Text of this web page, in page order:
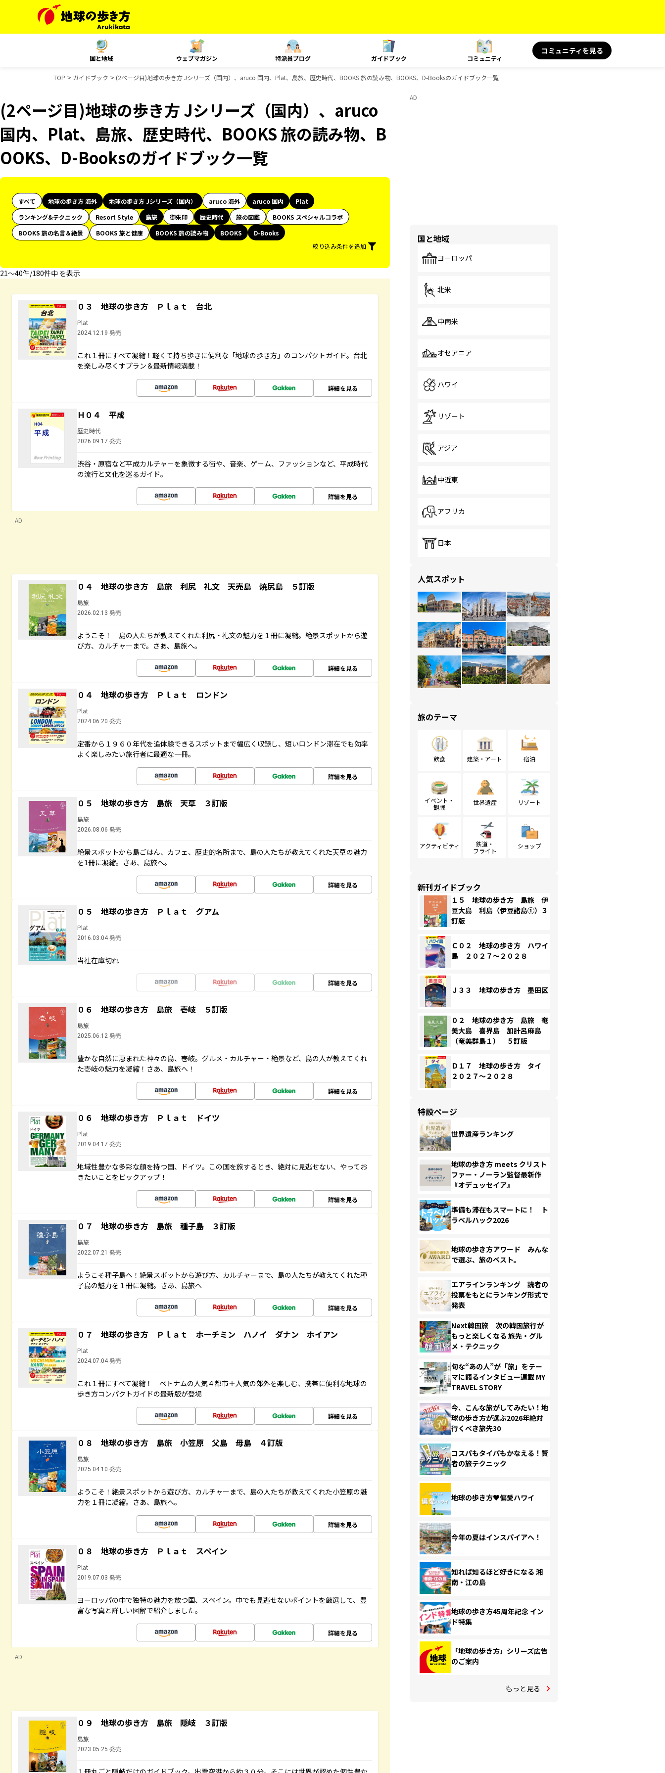
国と地域 ウェブマガジン 特派員ブログ ガイドブック コミュニティ
コミュニティを見る
TOP ガイドブック (2ページ目)地球の歩き方 Jシリーズ（国内）、aruco 国内、Plat、島旅、歴史時代、BOOKS 旅の読み物、BOOKS、D-Booksのガイドブック一覧
(2ページ目)地球の歩き方 Jシリーズ（国内）、aruco
国内、Plat、島旅、歴史時代、BOOKS 旅の読み物、B
OOKS、D-Booksのガイドブック一覧
すべて 地球の歩き方 海外 地球の歩き方 Jシリーズ（国内） aruco 海外 aruco 国内
Plat
ランキング&テクニック
Resort Style 島旅 御朱印 歴史時代 旅の図鑑
BOOKS スペシャルコラボ
BOOKS 旅の名言＆絶景
BOOKS 旅と健康 BOOKS 旅の読み物 BOOKS
D-Books
絞り込み条件を追加
21〜40件/180件中 を表示
０３ 地球の歩き方 Ｐｌａｔ 台北
Plat
2024.12.19 発売
これ１冊にすべて凝縮！軽くて持ち歩きに便利な「地球の歩き方」のコンパクトガイド。台北
を楽しみ尽くすプラン＆最新情報満載！
詳細を見る
Ｈ０４ 平成
歴史時代
2026.09.17 発売
渋谷・原宿など平成カルチャーを象徴する街や、音楽、ゲーム、ファッションなど、平成時代
の流行と文化を巡るガイド。
詳細を見る
AD
０４ 地球の歩き方 島旅 利尻 礼文 天売島 焼尻島 ５訂版
島旅
2026.02.13 発売
ようこそ！ 島の人たちが教えてくれた利尻・礼文の魅力を１冊に凝縮。絶景スポットから遊
び方、カルチャーまで。さあ、島旅へ。
詳細を見る
０４ 地球の歩き方 Ｐｌａｔ ロンドン
Plat
2024.06.20 発売
定番から１９６０年代を追体験できるスポットまで幅広く収録し、短いロンドン滞在でも効率
よく楽しみたい旅行者に最適な一冊。
詳細を見る
０５ 地球の歩き方 島旅 天草 ３訂版
島旅
2026.08.06 発売
絶景スポットから島ごはん、カフェ、歴史的名所まで、島の人たちが教えてくれた天草の魅力
を1冊に凝縮。さあ、島旅へ。
詳細を見る
０５ 地球の歩き方 Ｐｌａｔ グアム
Plat
2016.03.04 発売
当社在庫切れ
詳細を見る
０６ 地球の歩き方 島旅 壱岐 ５訂版
島旅
2025.06.12 発売
豊かな自然に恵まれた神々の島、壱岐。グルメ・カルチャー・絶景など、島の人が教えてくれ
た壱岐の魅力を凝縮！さあ、島旅へ！
詳細を見る
０６ 地球の歩き方 Ｐｌａｔ ドイツ
Plat
2019.04.17 発売
地域性豊かな多彩な顔を持つ国、ドイツ。この国を旅するとき、絶対に見逃せない、やってお
きたいことをピックアップ！
詳細を見る
０７ 地球の歩き方 島旅 種子島 ３訂版
島旅
2022.07.21 発売
ようこそ種子島へ！絶景スポットから遊び方、カルチャーまで、島の人たちが教えてくれた種
子島の魅力を１冊に凝縮。さあ、島旅へ
詳細を見る
０７ 地球の歩き方 Ｐｌａｔ ホーチミン ハノイ ダナン ホイアン
Plat
2024.07.04 発売
これ１冊にすべて凝縮！ ベトナムの人気４都市＋人気の郊外を楽しむ、携帯に便利な地球の
歩き方コンパクトガイドの最新版が登場
詳細を見る
０８ 地球の歩き方 島旅 小笠原 父島 母島 ４訂版
島旅
2025.04.10 発売
ようこそ！絶景スポットから遊び方、カルチャーまで、島の人たちが教えてくれた小笠原の魅
力を１冊に凝縮。さあ、島旅へ。
詳細を見る
０８ 地球の歩き方 Ｐｌａｔ スペイン
Plat
2019.07.03 発売
ヨーロッパの中で独特の魅力を放つ国、スペイン。中でも見逃せないポイントを厳選して、豊
富な写真と詳しい図解で紹介しました。
詳細を見る
AD
０９ 地球の歩き方 島旅 隠岐 ３訂版
島旅
2023.05.25 発売
AD
国と地域
ヨーロッパ
北米
中南米
オセアニア
ハワイ
リゾート
アジア
中近東
アフリカ
日本
人気スポット
旅のテーマ
飲食 建築・アート 宿泊
イベント・
観戦
世界遺産 リゾート
アクティビティ
鉄道・
フライト
ショップ
新刊ガイドブック
１５ 地球の歩き方 島旅 伊
豆大島 利島（伊豆諸島①）３
訂版
Ｃ０２ 地球の歩き方 ハワイ
島 ２０２７～２０２８
Ｊ３３ 地球の歩き方 墨田区
０２ 地球の歩き方 島旅 奄
美大島 喜界島 加計呂麻島
（奄美群島１） ５訂版
Ｄ１７ 地球の歩き方 タイ
２０２７～２０２８
特設ページ
世界遺産ランキング
地球の歩き方 meets クリスト
ファー・ノーラン監督最新作
『オデュッセイア』
準備も滞在もスマートに！ ト
ラベルハック2026
地球の歩き方アワード みんな
で選ぶ、旅のベスト。
エアラインランキング 読者の
投票をもとにランキング形式で
発表
Next韓国旅 次の韓国旅行が
もっと楽しくなる 旅先・グル
メ・テクニック
旬な“あの人”が「旅」をテー
マに語るインタビュー連載 MY
TRAVEL STORY
今、こんな旅がしてみたい！地
球の歩き方が選ぶ2026年絶対
行くべき旅先30
コスパもタイパもかなえる！賢
者の旅テクニック
地球の歩き方♥偏愛ハワイ
今年の夏はインスパイアへ！
知れば知るほど好きになる 湘
南・江の島
地球の歩き方45周年記念 イン
ド特集
「地球の歩き方」シリーズ広告
のご案内
もっと見る